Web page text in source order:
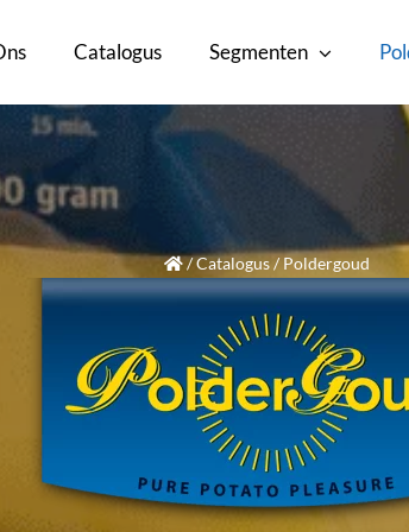
Catalogus Segmenten
/Catalogus/ Poldergoud